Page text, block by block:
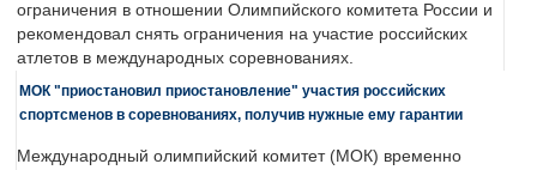
ограничения в отношении Олимпийского комитета России и
рекомендовал снять ограничения на участие российских
атлетов в международных соревнованиях.
МОК "приостановил приостановление" участия российских
спортсменов в соревнованиях, получив нужные ему гарантии
Международный олимпийский комитет (МОК) временно